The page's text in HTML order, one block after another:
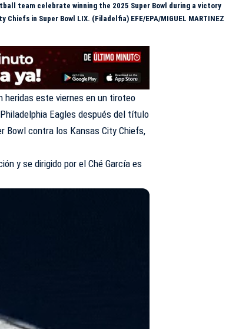
team celebrate winning the 2025 Super Bowl during a victory
in Super Bowl LIX. (Filadelfia) EFE/EPA/MIGUEL MARTINEZ
heridas este viernes en un tiroteo
Eagles después del título
Bowl contra los Kansas City Chiefs,
y se dirigido por el Ché García es